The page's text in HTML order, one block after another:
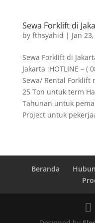
Sewa Forklift di
by fthsyahid | Jan
Sewa Forklift di
Jakarta :HOTLINE – (
Sewa/ Rental Forklift
25 Ton untuk term
Tahunan untuk
Project untuk
Beranda